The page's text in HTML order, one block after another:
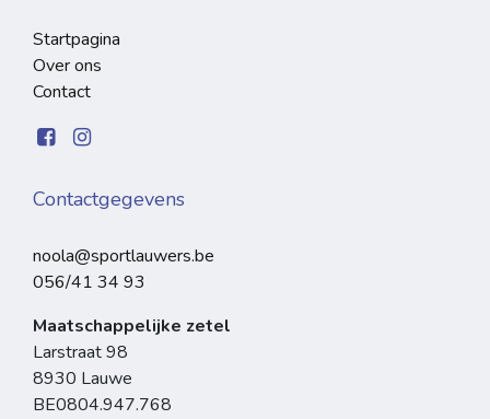
Startpagina
Over ons
Contact
Contactgegevens
noola@sportlauwers.be
056/41 34 93
Maatschappelijke zetel
Larstraat 98
8930 Lauwe
BE0804.947.768